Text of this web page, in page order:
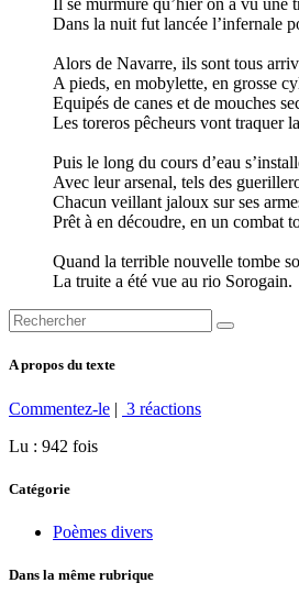
Il se murmure qu’hier on a vu une
Dans la nuit fut lancée l’infernale
Alors de Navarre, ils sont tous
A pieds, en mobylette, en grosse
Equipés de canes et de mouches
Les toreros pêcheurs vont traquer
Puis le long du cours d’eau
Avec leur arsenal, tels des
Chacun veillant jaloux sur ses
Prêt à en découdre, en un combat
Quand la terrible nouvelle tombe
La truite a été vue au rio Sorogain.
A propos du texte
Commentez-le | 3 réactions
Lu : 942 fois
Catégorie
Poèmes divers
Dans la même rubrique